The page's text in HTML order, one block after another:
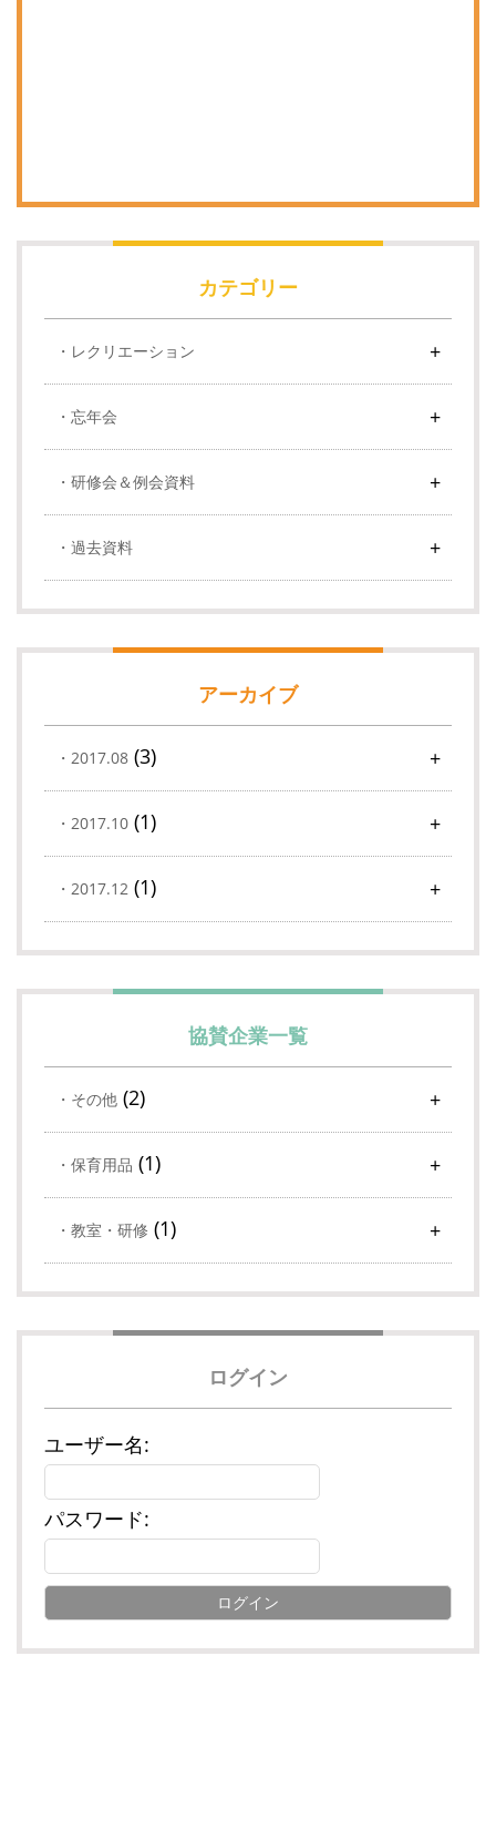
カテゴリー
レクリエーション
忘年会
研修会＆例会資料
過去資料
アーカイブ
2017.08 (3)
2017.10 (1)
2017.12 (1)
協賛企業一覧
その他 (2)
保育用品 (1)
教室・研修 (1)
ログイン
ユーザー名:
パスワード: